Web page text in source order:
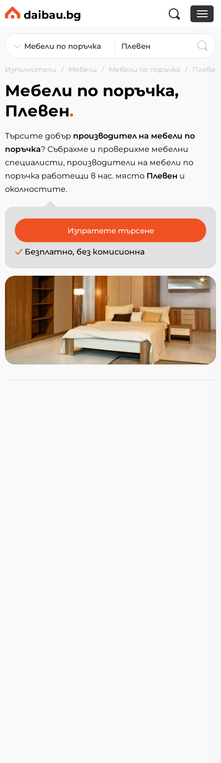
daibau.bg
Изпълнители Мебели Мебели по поръчка Плевен
Мебели по поръчка,
Плевен.
Търсите добър производител на мебели по
поръчка? Събрахме и проверихме мебелни
специалисти, производители на мебели по
поръчка работещи в нас. място Плевен и
околностите.
Безплатно, без комисионна